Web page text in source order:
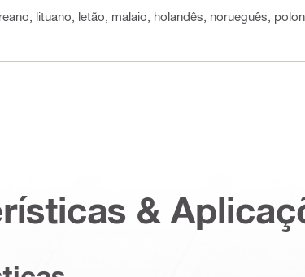
lituano, letão, malaio, holandês, norueguês,
&